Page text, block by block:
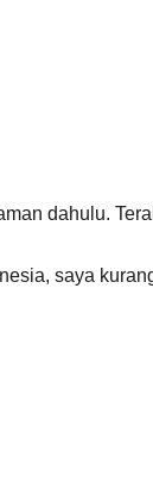
dahulu.
saya